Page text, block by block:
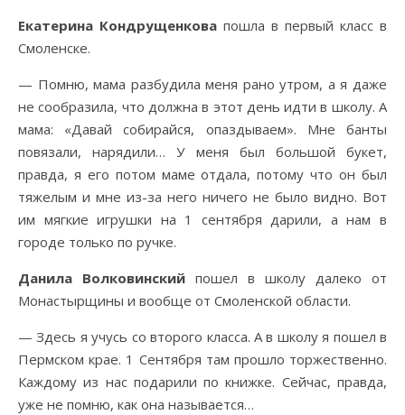
Екатерина Кондрущенкова пошла в первый класс в
Смоленске.
— Помню, мама разбудила меня рано утром, а я даже
не сообразила, что должна в этот день идти в школу. А
мама: «Давай собирайся, опаздываем». Мне банты
повязали, нарядили… У меня был большой букет,
правда, я его потом маме отдала, потому что он был
тяжелым и мне из-за него ничего не было видно. Вот
им мягкие игрушки на 1 сентября дарили, а нам в
городе только по ручке.
Данила Волковинский пошел в школу далеко от
Монастырщины и вообще от Смоленской области.
— Здесь я учусь со второго класса. А в школу я пошел в
Пермском крае. 1 Сентября там прошло торжественно.
Каждому из нас подарили по книжке. Сейчас, правда,
уже не помню, как она называется…